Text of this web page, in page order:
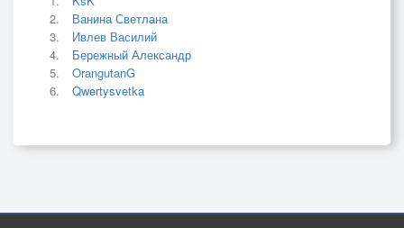
Ванина Светлана
Ивлев Василий
Бережный Александр
OrangutanG
Qwertysvetka